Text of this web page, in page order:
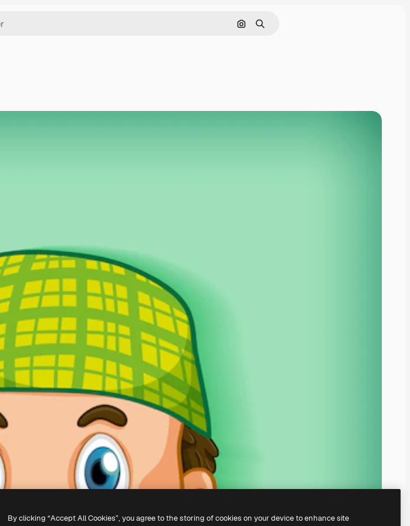
Pesquisar por imagem
Buscar
By clicking “Accept All Cookies”, you agree to the storing of cookies on your device to enhance site